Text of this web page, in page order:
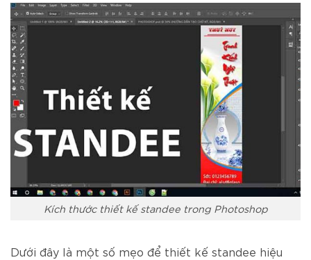
Kích thước thiết kế standee trong Photoshop
Dưới đây là một số mẹo để thiết kế standee hiệu